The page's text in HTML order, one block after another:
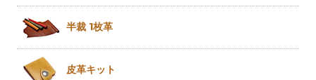
半裁 1枚革
皮革キット